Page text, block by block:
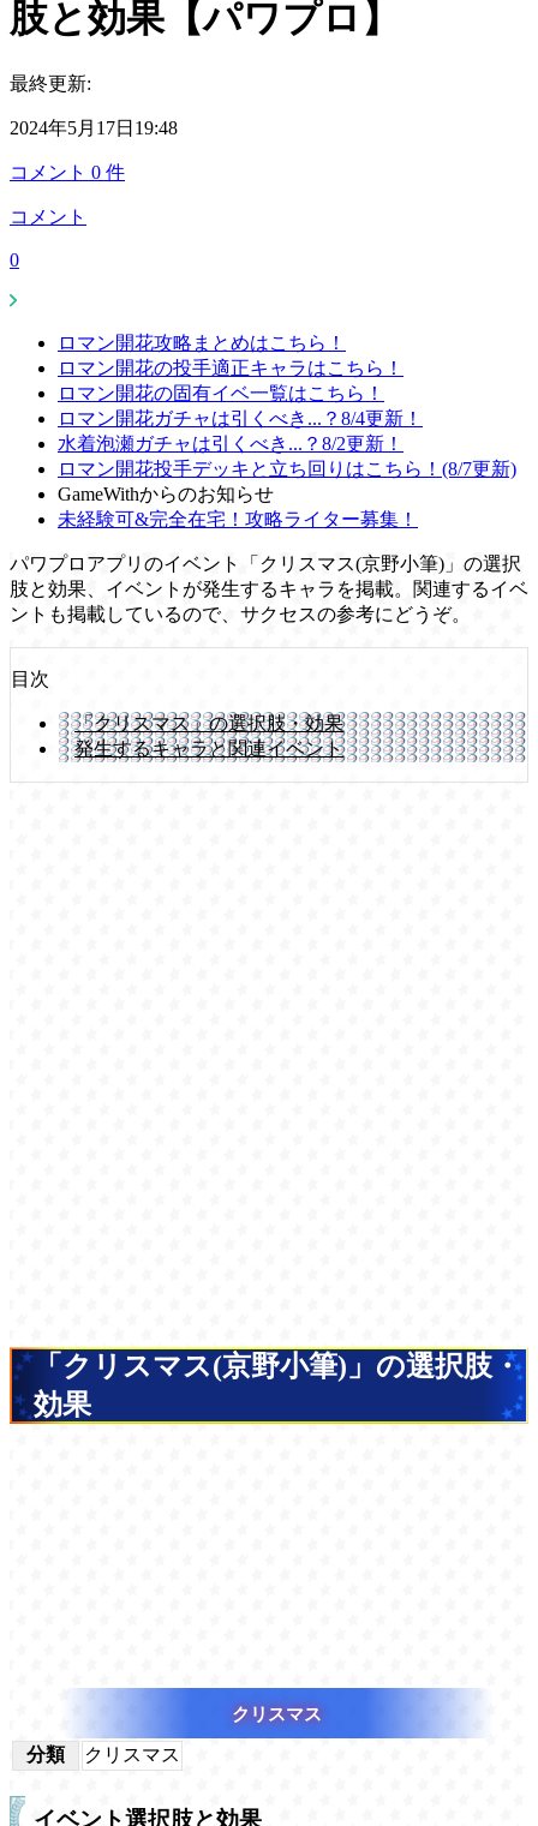
肢と効果【パワプロ】
最終更新:
2024年5月17日19:48
コメント 0 件
コメント
0
ロマン開花攻略まとめはこちら！
ロマン開花の投手適正キャラはこちら！
ロマン開花の固有イベ一覧はこちら！
ロマン開花ガチャは引くべき...？8/4更新！
水着泡瀬ガチャは引くべき...？8/2更新！
ロマン開花投手デッキと立ち回りはこちら！(8/7更新)
GameWithからのお知らせ
未経験可&完全在宅！攻略ライター募集！
パワプロアプリのイベント「クリスマス(京野小筆)」の選択
肢と効果、イベントが発生するキャラを掲載。関連するイベ
ントも掲載しているので、サクセスの参考にどうぞ。
目次
「クリスマス」の選択肢・効果
発生するキャラと関連イベント
「クリスマス(京野小筆)」の選択肢・
効果
クリスマス
分類 クリスマス
イベント選択肢と効果